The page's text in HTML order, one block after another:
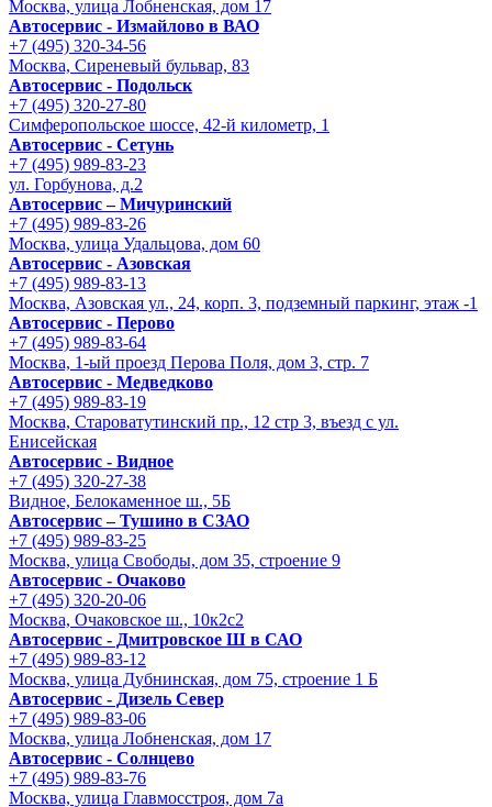
Москва, улица Лобненская, дом 17
Автосервис - Измайлово в ВАО
+7 (495) 320-34-56
Москва, Сиреневый бульвар, 83
Автосервис - Подольск
+7 (495) 320-27-80
Симферопольское шоссе, 42-й километр, 1
Автосервис - Сетунь
+7 (495) 989-83-23
ул. Горбунова, д.2
Автосервис – Мичуринский
+7 (495) 989-83-26
Москва, улица Удальцова, дом 60
Автосервис - Азовская
+7 (495) 989-83-13
Москва, Азовская ул., 24, корп. 3, подземный паркинг, этаж -1
Автосервис - Перово
+7 (495) 989-83-64
Москва, 1-ый проезд Перова Поля, дом 3, стр. 7
Автосервис - Медведково
+7 (495) 989-83-19
Москва, Староватутинский пр., 12 стр 3, въезд с ул.
Енисейская
Автосервис - Видное
+7 (495) 320-27-38
Видное, Белокаменное ш., 5Б
Автосервис – Тушино в СЗАО
+7 (495) 989-83-25
Москва, улица Свободы, дом 35, строение 9
Автосервис - Очаково
+7 (495) 320-20-06
Москва, Очаковское ш., 10к2с2
Автосервис - Дмитровское Ш в САО
+7 (495) 989-83-12
Москва, улица Дубнинская, дом 75, строение 1 Б
Автосервис - Дизель Север
+7 (495) 989-83-06
Москва, улица Лобненская, дом 17
Автосервис - Солнцево
+7 (495) 989-83-76
Москва, улица Главмосстроя, дом 7а